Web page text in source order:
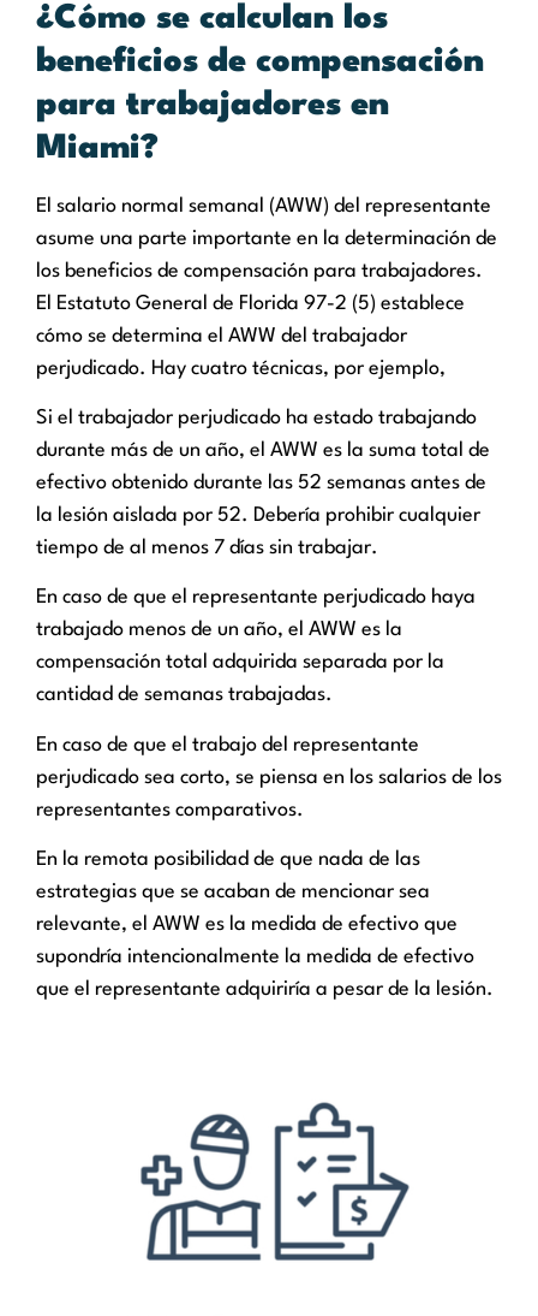
¿Cómo se calculan los
beneficios de compensación
para trabajadores en
Miami?
El salario normal semanal (AWW) del representante
asume una parte importante en la determinación de
los beneficios de compensación para trabajadores.
El Estatuto General de Florida 97-2 (5) establece
cómo se determina el AWW del trabajador
perjudicado. Hay cuatro técnicas, por ejemplo,
Si el trabajador perjudicado ha estado trabajando
durante más de un año, el AWW es la suma total de
efectivo obtenido durante las 52 semanas antes de
la lesión aislada por 52. Debería prohibir cualquier
tiempo de al menos 7 días sin trabajar.
En caso de que el representante perjudicado haya
trabajado menos de un año, el AWW es la
compensación total adquirida separada por la
cantidad de semanas trabajadas.
En caso de que el trabajo del representante
perjudicado sea corto, se piensa en los salarios de los
representantes comparativos.
En la remota posibilidad de que nada de las
estrategias que se acaban de mencionar sea
relevante, el AWW es la medida de efectivo que
supondría intencionalmente la medida de efectivo
que el representante adquiriría a pesar de la lesión.